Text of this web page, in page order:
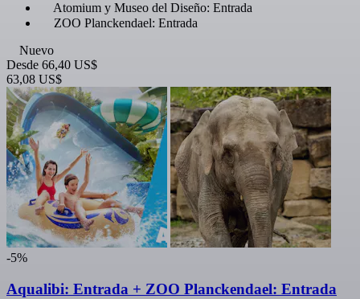
Atomium y Museo del Diseño: Entrada
ZOO Planckendael: Entrada
Nuevo
Desde 66,40 US$
63,08 US$
-5%
Aqualibi: Entrada + ZOO Planckendael: Entrada